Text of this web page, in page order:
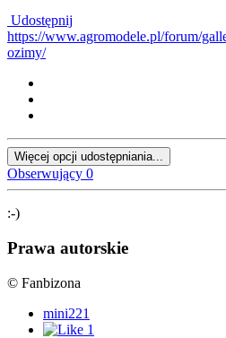
Udostępnij
https://www.agromodele.pl/forum/
ozimy/
Więcej opcji udostępniania...
Obserwujący 0
:-)
Prawa autorskie
© Fanbizona
mini221
1